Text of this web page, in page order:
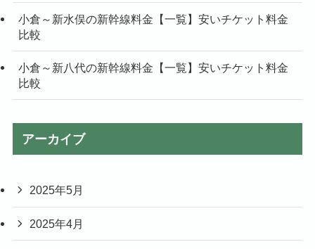
小倉～新水俣の新幹線料金【一覧】安いチケット料金
比較
小倉～新八代の新幹線料金【一覧】安いチケット料金
比較
アーカイブ
2025年5月
2025年4月